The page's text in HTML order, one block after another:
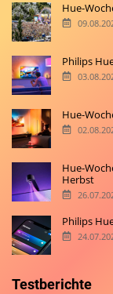
Hue-
Philips
Hue-
Hue-
Herbst
Philips
Testberichte